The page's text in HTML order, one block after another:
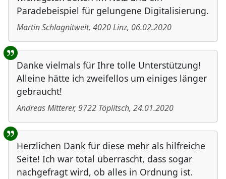
Paradebeispiel für gelungene Digitalisierung.
Martin Schlagnitweit, 4020Linz, 06.02.2020
Danke vielmals für Ihre tolle Unterstützung!
Alleine hätte ich zweifellos um einiges länger
gebraucht!
Andreas Mitterer, 9722 Töplitsch, 24.01.2020
Herzlichen Dank für diese mehr als hilfreiche
Seite! Ich war total überrascht, dass sogar
nachgefragt wird, ob alles in Ordnung ist.